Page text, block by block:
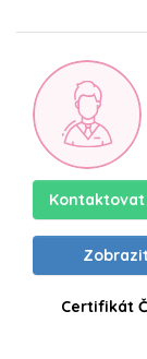
Certifikát